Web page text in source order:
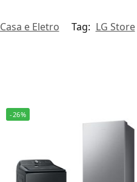
Casa e Eletro Tag: LG Store
-26%